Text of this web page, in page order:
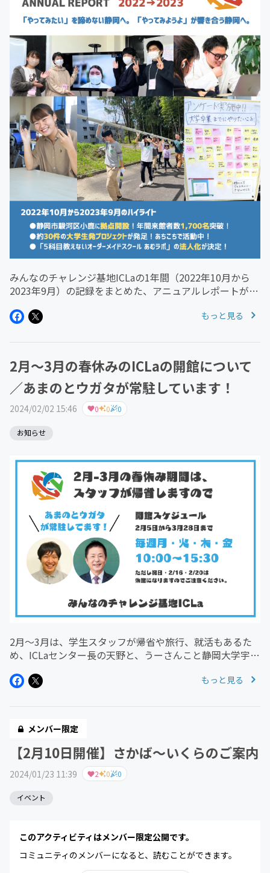
みんなのチャレンジ基地ICLaの1年間（2022年10月から
2023年9月）の記録をまとめた、アニュアルレポートが完
れに遅れ2月になってしまいました…特にサポーターの皆
もっと見る
2月〜3月の春休みのICLaの開館について
／あまのとウガタが常駐しています！
2024/02/02 15:46 0 0 0
お知らせ
2月〜3月は、学生スタッフが帰省や旅行、就活もあるた
め、ICLaセンター長の天野と、うーさんこと静岡大学宇賀
10:00-15:30が開館スケジュールになります。特に、企業
もっと見る
メンバー限定
【2月10日開催】さかば〜いくらのご案内
2024/01/23 11:39 2 0 0
イベント
このアクティビティはメンバー限定公開です。
コミュニティのメンバーになると、読むことができます。